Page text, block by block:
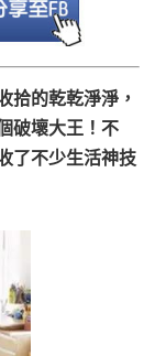
拾的乾乾淨淨，
破壞大王！不
了不少生活神技